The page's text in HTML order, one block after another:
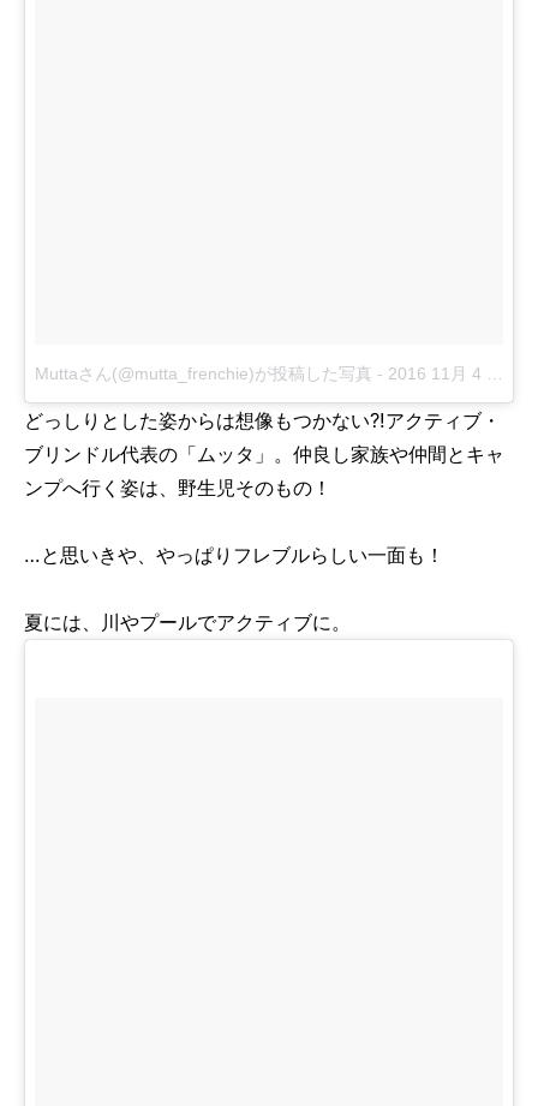
Muttaさん(@mutta_frenchie)が投稿した写真 - 2016 11月 4 1:36午前 PDT
どっしりとした姿からは想像もつかない?!アクティブ・
ブリンドル代表の「ムッタ」。仲良し家族や仲間とキャ
ンプへ行く姿は、野生児そのもの！
…と思いきや、やっぱりフレブルらしい一面も！
夏には、川やプールでアクティブに。